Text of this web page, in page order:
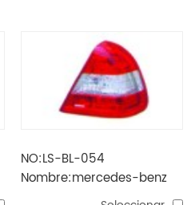
NO:LS-BL-054
Nombre:mercedes-benz
w202 '94 -'00 luz trasera